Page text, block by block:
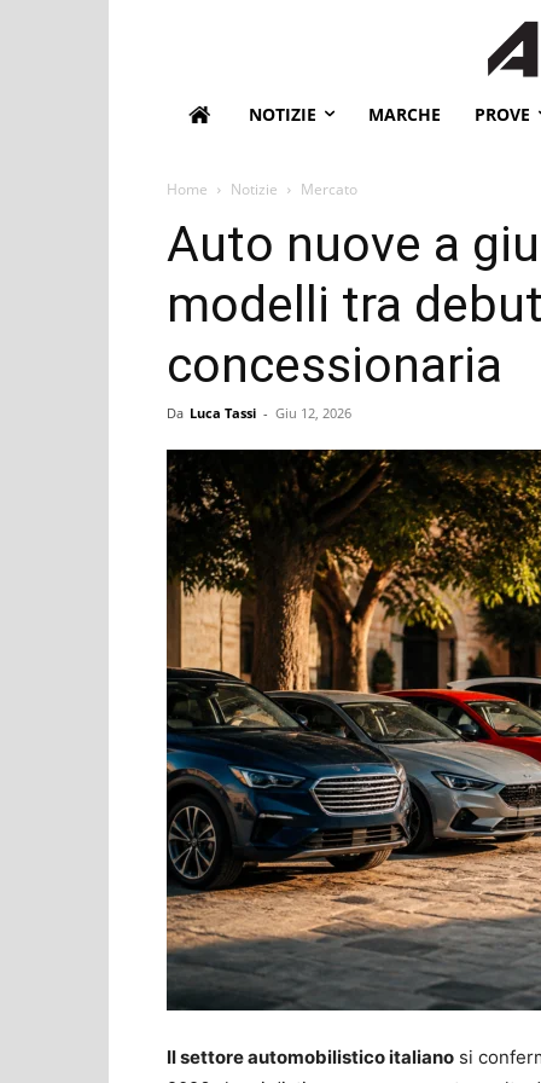
NOTIZIE MARCHE PROVE
Home Notizie Mercato
Auto nuove a
modelli tra
concessionaria
Da Luca Tassi - Giu 12, 2026
Il settore automobilistico italiano si